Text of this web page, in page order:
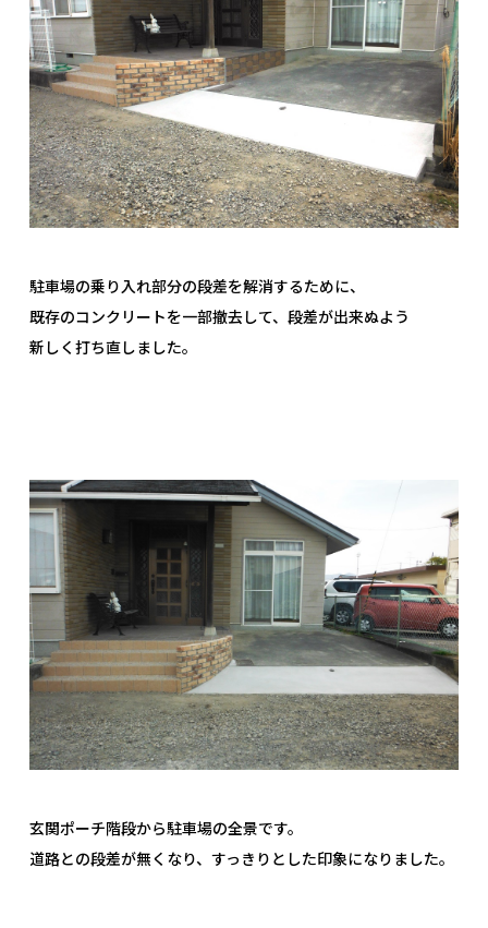
駐車場の乗り入れ部分の段差を解消するために、
既存のコンクリートを一部撤去して、段差が出来ぬよう
新しく打ち直しました。
玄関ポーチ階段から駐車場の全景です。
道路との段差が無くなり、すっきりとした印象になりました。